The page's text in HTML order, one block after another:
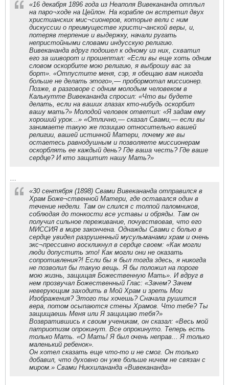
«16 декабря 1896 года из Неаполя Вивекананда отплыл
на паро¬ходе на Цейлон. На корабле он встретил двух
христианских мис¬сионеров, которые вели с ним
дискуссии о преимуществе христи¬анской веры, и,
потеряв терпение и выдержку, начали ругать
непристойными словами индусскую религию.
Вивекананда вдруг подошел к одному из них, схватил
его за шиворот и прошептал: «Если вы еще хоть одним
словом оскорбите мою религию, я выброшу вас за
борт». «Отпустите меня, сэр, я обещаю вам никогда
больше не делать этого»,— пробормотал миссионер.
Позже, в разговоре с одним молодым человеком в
Калькутте Вивекананда спросил: «Что вы будете
делать, если на ваших глазах кто-нибудь оскорбит
вашу мать?» Молодой человек ответил: «Я задам ему
хороший урок...» «Отлично,— сказал Свами,— если вы
занимаете такую же позицию относительно вашей
религии, вашей истинной Матери, почему же вы
остаетесь равнодушным и позволяете миссионерам
оскорблять ее каждый день? Где ваша честь? Где ваше
сердце? И кто защитит нашу Мать?»
…
«30 сентября (1898) Свами Вивекананда отправился в
Храм Боже¬ственной Матери, где оставался один в
течение недели. Там он слился с толпой паломников,
соблюдая до тонкости все уставы и обряды. Там он
получил сильное переживание, почувствовав, что его
МИССИЯ в мире закончена. Однажды Свами с болью в
сердце увидел разрушенный мусульманами храм и очень
экс¬прессивно воскликнул в сердце своем: «Как могли
люди допустить это! Как могли они не оказать
сопротивления?! Если бы я был тогда здесь, я никогда
не позволил бы такую вещь. Я бы положил на пороге
мою жизнь, защищая Божественную Мать». И вдруг в
нем прозвучал Божественный Глас: «Зачем? Зачем
неверующим заходить в Мой Храм и зреть Мои
Изображения? Этого ты хочешь? Сначала рушится
вера, потом осыпаются стены Храмов. Что тебе? Ты
защищаешь Меня или Я защищаю тебя?»
Возвратившись к своим ученикам, он сказал: «Весь мой
патриотизм опрокинут. Все опрокинуто. Теперь есть
только Мать. «О Мать! Я был очень неправ... Я только
маленький ребенок».
Он хотел сказать еще что-то и не смог. Он только
добавил, что духовно он уже больше ничем не связан с
миром.» Свами Никхилананда «Вивекананда»